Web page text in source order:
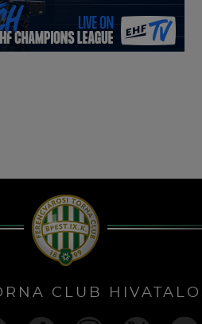
CLUB